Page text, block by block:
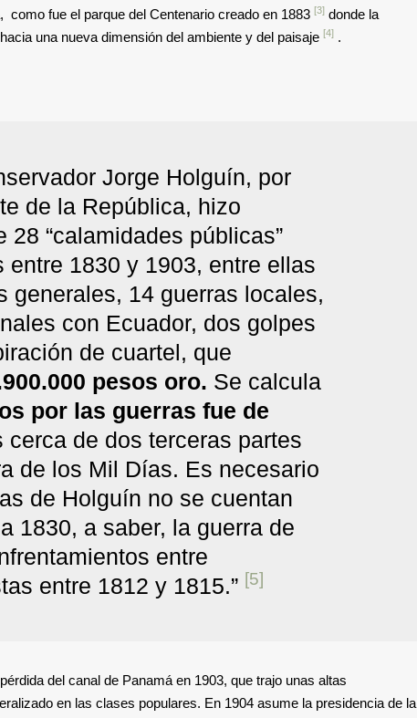
fue el parque del Centenario creado en 1883 [3] donde la
una nueva dimensión del ambiente y del paisaje [4] .
Jorge Holguín, por
de la República, hizo
28 “calamidades públicas”
1830 y 1903, entre ellas
generales, 14 guerras locales,
con Ecuador, dos golpes
de cuartel, que
pesos oro. Se calcula
por las guerras fue de
cerca de dos terceras partes
de los Mil Días. Es necesario
de Holguín no se cuentan
1830, a saber, la guerra de
entre
entre 1812 y 1815.” [5]
del canal de Panamá en 1903, que trajo unas altas
en las clases populares. En 1904 asume la presidencia de la